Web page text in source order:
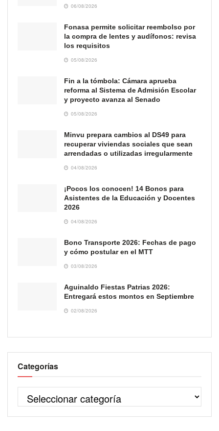
06/08/2026
Fonasa permite solicitar reembolso por
la compra de lentes y audífonos: revisa
los requisitos
05/08/2026
Fin a la tómbola: Cámara aprueba
reforma al Sistema de Admisión Escolar
y proyecto avanza al Senado
05/08/2026
Minvu prepara cambios al DS49 para
recuperar viviendas sociales que sean
arrendadas o utilizadas irregularmente
04/08/2026
¡Pocos los conocen! 14 Bonos para
Asistentes de la Educación y Docentes
2026
04/08/2026
Bono Transporte 2026: Fechas de pago
y cómo postular en el MTT
03/08/2026
Aguinaldo Fiestas Patrias 2026:
Entregará estos montos en Septiembre
02/08/2026
Categorías